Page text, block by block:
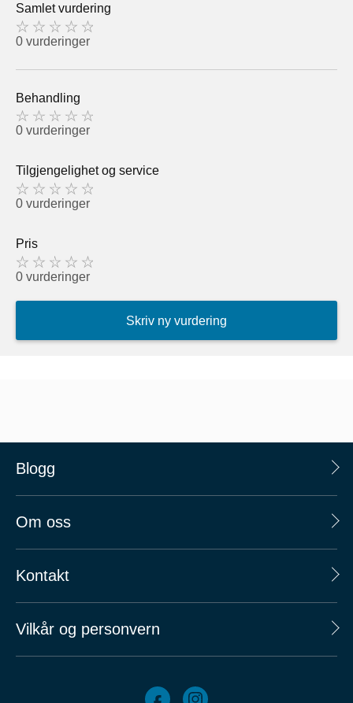
Samlet vurdering
0 vurderinger
Behandling
0 vurderinger
Tilgjengelighet og service
0 vurderinger
Pris
0 vurderinger
Skriv ny vurdering
Blogg
Om oss
Kontakt
Vilkår og personvern